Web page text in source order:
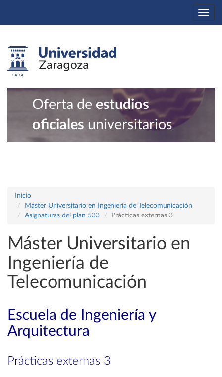
Oferta de estudios
oficiales universitarios
Inicio
Máster Universitario en Ingeniería de Telecomunicación
Asignaturas del plan 533
Prácticas externas 3
Máster Universitario en
Ingeniería de
Telecomunicación
Escuela de Ingeniería y
Arquitectura
Prácticas externas 3